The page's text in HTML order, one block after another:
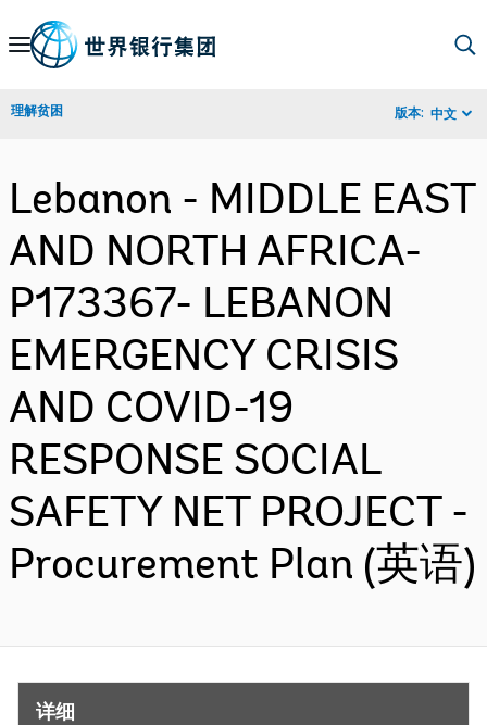
Skip
Navigation
理解贫困 版本: 中文
Lebanon - MIDDLE EAST
AND NORTH AFRICA-
P173367- LEBANON
EMERGENCY CRISIS
AND COVID-19
RESPONSE SOCIAL
SAFETY NET PROJECT -
Procurement Plan (英语)
详细